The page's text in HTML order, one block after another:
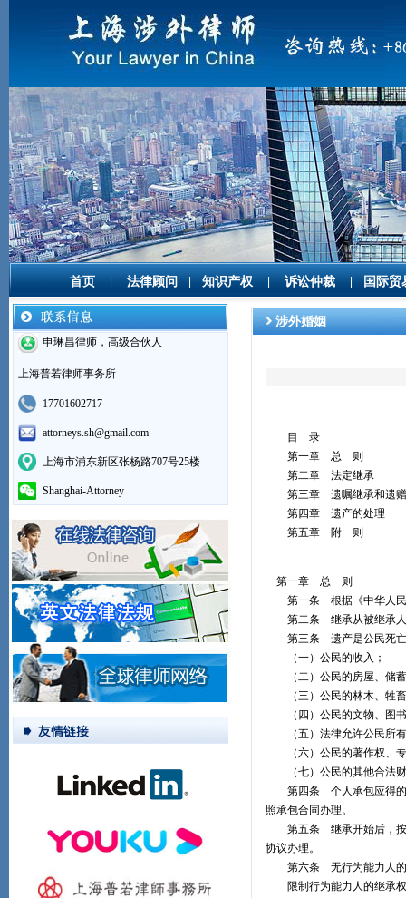
首页| 法律顾问 知识产权| 诉讼仲裁| 国际贸
申琳昌律师，高级合伙人
上海普若律师事务所
17701602717
attorneys.sh@gmail.com
上海市浦东新区张杨路707号25楼
Shanghai-Attorney
涉外婚姻
目 录
第一章 总 则
第二章 法定继承
第三章 遗嘱继承和遗赠
第四章 遗产的处理
第五章 附 则
第一章 总 则
第一条 根据《中华人民
第二条 继承从被继承人
第三条 遗产是公民死亡
（一）公民的收入；
（二）公民的房屋、储蓄
（三）公民的林木、牲畜
（四）公民的文物、图
（五）法律允许公民所有
（六）公民的著作权、专
（七）公民的其他合法
第四条 个人承包应得的个
照承包合同办理。
第五条 继承开始后，按照
协议办理。
第六条 无行为能力人的
限制行为能力人的继承权